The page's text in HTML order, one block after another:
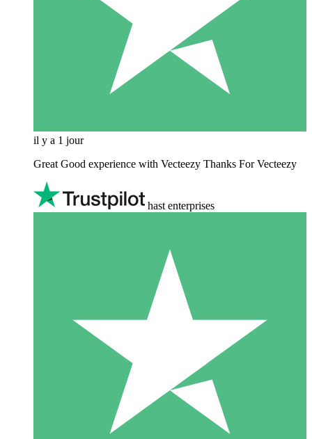
il y a 1 jour
Great Good experience with Vecteezy Thanks For Vecteezy
hast enterprises